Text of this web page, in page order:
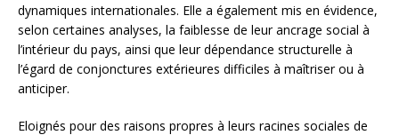
dynamiques internationales. Elle a également mis en évidence,
selon certaines analyses, la faiblesse de leur ancrage social à
l’intérieur du pays, ainsi que leur dépendance structurelle à
l’égard de conjonctures extérieures difficiles à maîtriser ou à
anticiper.
Eloignés pour des raisons propres à leurs racines sociales de